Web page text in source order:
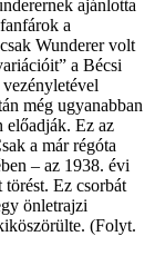
ajánlotta
a
Wunderer volt
a Bécsi
még ugyanabban
előadják. Ez az
a már régóta
– az 1938. évi
Ez csorbát
önletrajzi
(Folyt.